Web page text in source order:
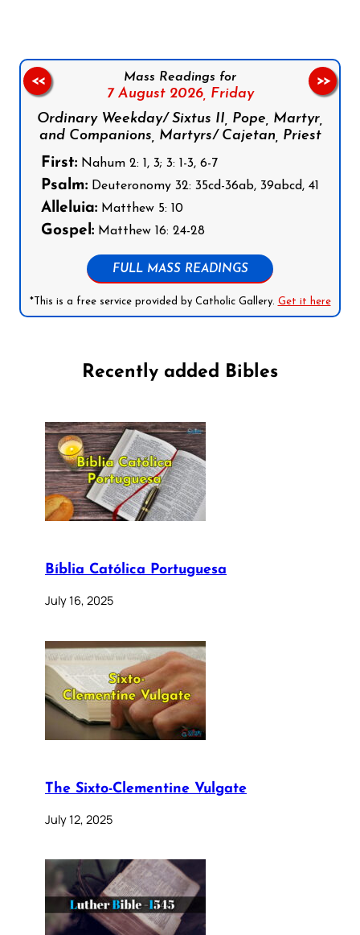
Mass Readings for
7 August 2026, Friday
Ordinary Weekday/ Sixtus II, Pope, Martyr,
and Companions, Martyrs/ Cajetan, Priest
First: Nahum 2: 1, 3; 3: 1-3, 6-7
Psalm: Deuteronomy 32: 35cd-36ab, 39abcd, 41
Alleluia: Matthew 5: 10
Gospel: Matthew 16: 24-28
FULL MASS READINGS
*This is a free service provided by Catholic Gallery. Get it here
<< >>
Recently added Bibles
Bíblia Católica Portuguesa
July 16, 2025
The Sixto-Clementine Vulgate
July 12, 2025